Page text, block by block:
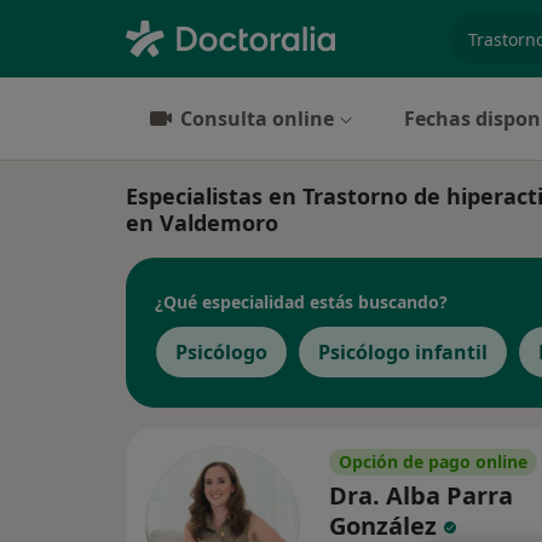
Consulta online Fechas
Especialistas en Trastorno de
en Valdemoro
¿Qué especialidad estás buscando?
Psicólogo Psicólogo infantil
Opción de pago online
Dra. Alba Parra
González